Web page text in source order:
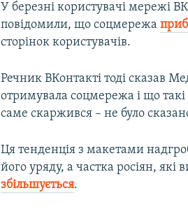
У березні користувачі мережі
повідомили, що соцмережа
сторінок користувачів.
Речник ВКонтакті тоді сказав
отримувала соцмережа і що
саме скаржився – не було
Ця тенденція з макетами
його уряду, а частка росіян, які
збільшується.